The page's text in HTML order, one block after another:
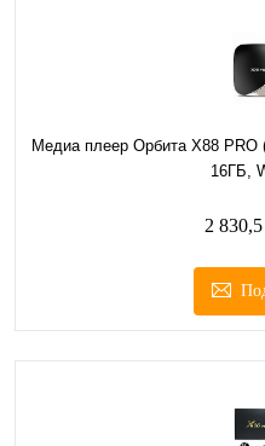
Медиа плеер Орбита X88 PRO
16ГБ,
2